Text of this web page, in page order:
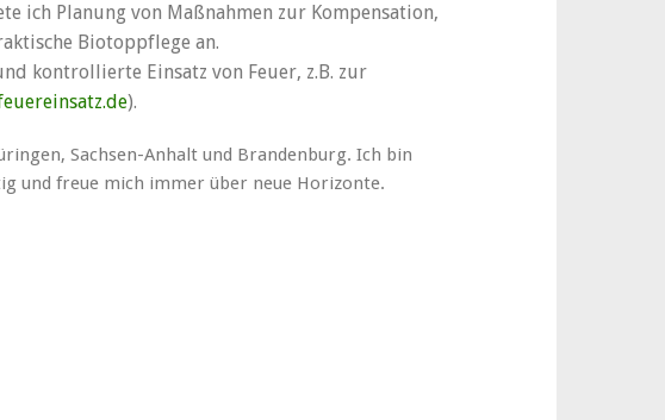
ich Planung von Maßnahmen zur Kompensation,
Biotoppflege an.
kontrollierte Einsatz von Feuer, z.B. zur
).
Sachsen-Anhalt und Brandenburg. Ich bin
und freue mich immer über neue Horizonte.